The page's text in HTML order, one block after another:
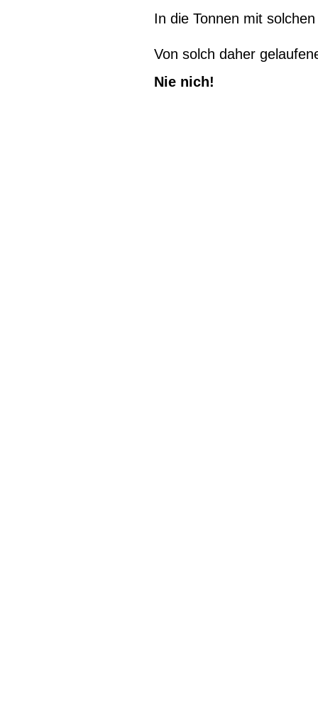
In die Tonnen mit
Von solch daher
Nie nich!